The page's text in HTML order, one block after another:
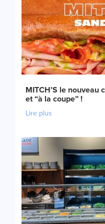
MITCH’S le
et “à la coupe” !
Lire plus